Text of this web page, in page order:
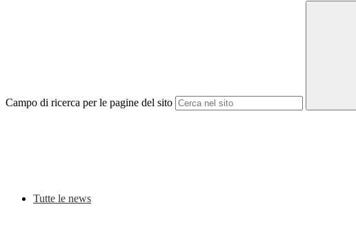
Campo di ricerca per le pagine del sito
Tutte le news